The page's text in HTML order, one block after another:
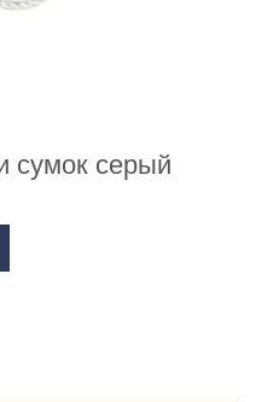
сумок серый
одежды и сумок серый